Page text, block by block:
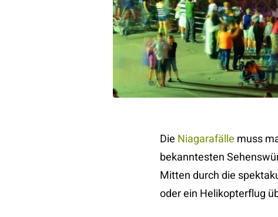
Die Niagarafälle muss
bekanntesten
Mitten durch die
oder ein Helikopterflug